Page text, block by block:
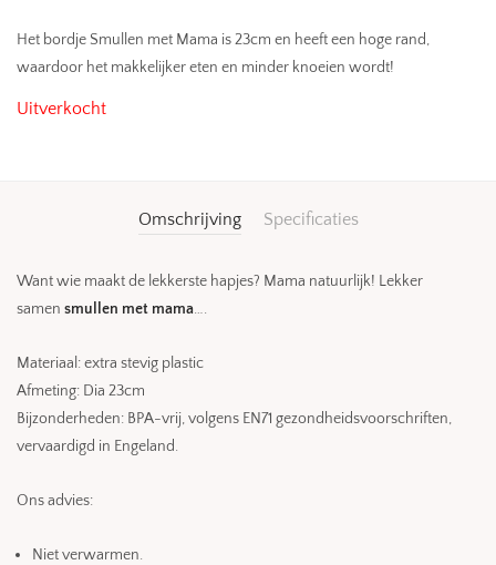
Het bordje Smullen met Mama is 23cm en heeft een hoge rand,
waardoor het makkelijker eten en minder knoeien wordt!
Uitverkocht
Omschrijving Specificaties
Want wie maakt de lekkerste hapjes? Mama natuurlijk! Lekker
samen smullen met mama….
Materiaal: extra stevig plastic
Afmeting: Dia 23cm
Bijzonderheden: BPA-vrij, volgens EN71 gezondheidsvoorschriften,
vervaardigd in Engeland.
Ons advies:
Niet verwarmen.